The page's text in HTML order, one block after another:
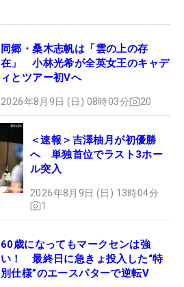
同郷・桑木志帆は「雲の上の存
在」 小林光希が全英女王のキャデ
ィとツアー初Vへ
2026年8月9日 (日) 08時03分 20
＜速報＞吉澤柚月が初優勝
へ 単独首位でラスト3ホー
ル突入
2026年8月9日 (日) 13時04分
1
60歳になってもマークセンは強
い！ 最終日に急きょ投入した“特
別仕様”のエースパターで逆転V